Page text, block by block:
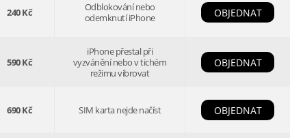
240 Kč
Odblokování nebo
odemknutí iPhone
OBJEDNAT
590 Kč
iPhone přestal při
vyzvánění nebo v tichém
režimu vibrovat
OBJEDNAT
690 Kč SIM karta nejde načíst OBJEDNAT